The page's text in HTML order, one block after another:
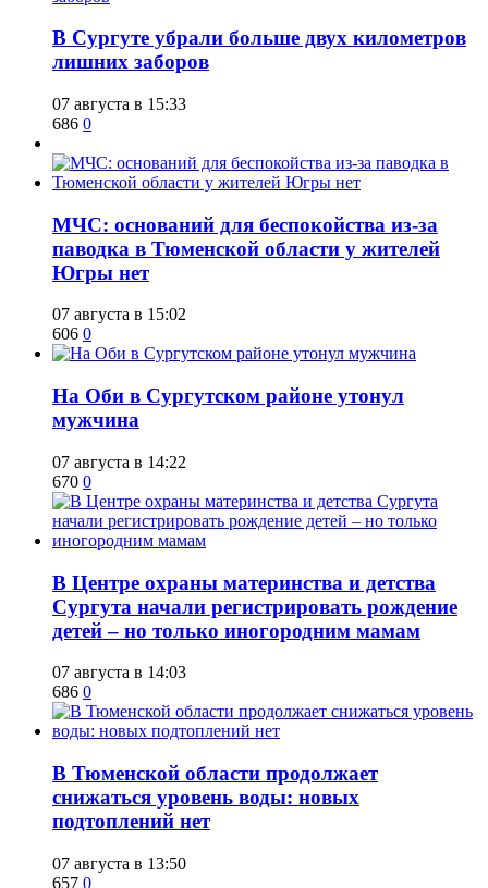
​В Сургуте убрали больше двух километров
лишних заборов
07 августа в 15:33
686 0
​МЧС: оснований для беспокойства из-за
паводка в Тюменской области у жителей
Югры нет
07 августа в 15:02
606 0
​На Оби в Сургутском районе утонул
мужчина
07 августа в 14:22
670 0
​В Центре охраны материнства и детства
Сургута начали регистрировать рождение
детей – но только иногородним мамам
07 августа в 14:03
686 0
​В Тюменской области продолжает
снижаться уровень воды: новых
подтоплений нет
07 августа в 13:50
657 0